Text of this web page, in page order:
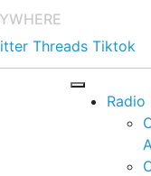
Threads Tiktok
Radio